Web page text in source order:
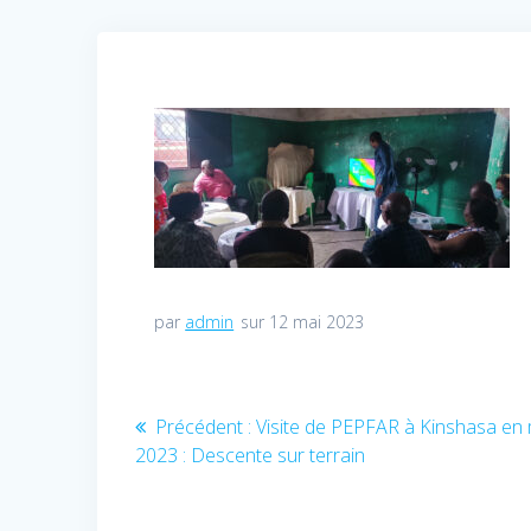
par admin sur 12 mai 2023
Navigation
de
Précédent : Article
précédent
Visite de PEPFAR à Kinshasa en
2023 : Descente sur terrain